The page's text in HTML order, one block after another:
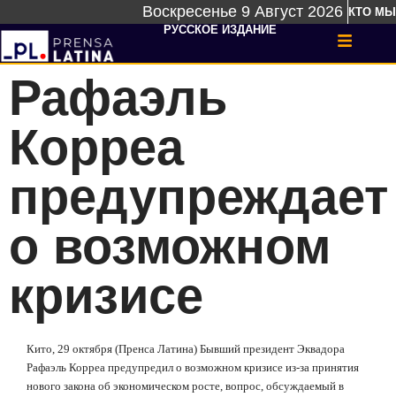
Воскресенье 9 Август 2026 КТО МЫ
РУССКОЕ ИЗДАНИЕ
Рафаэль
Корреа
предупреждает
о возможном
кризисе
Кито, 29 октября (Пренса Латина) Бывший президент Эквадора
Рафаэль Корреа предупредил о возможном кризисе из-за принятия
нового закона об экономическом росте, вопрос, обсуждаемый в